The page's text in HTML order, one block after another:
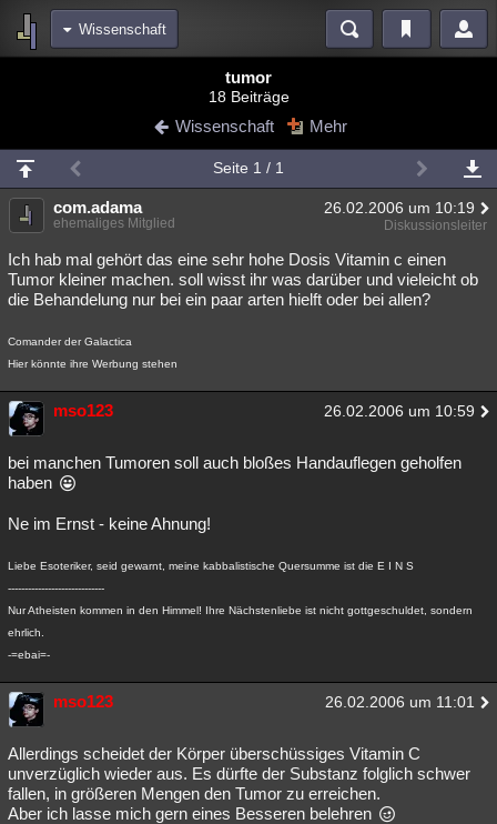
Wissenschaft
Blogs
Chat Wiki Neuigkeiten
meine Rubriken
Menschen Wissenschaft Mystery Kriminalfälle
Spiritualität Verschwörungen Technologie Ufologie
Natur Umfragen Unterhaltung
Philosophie Träume
Astronomie Gaming Filme
Musik Clash Verbesserungen Allmystery English
Übersichten
Besucht Teilgenommen
Lesenswert Schlüsselwörter
tumor
18 Beiträge
Wissenschaft Mehr
Seite 1 / 1
com.adama 26.02.2006 um 10:19
ehemaliges Mitglied Diskussionsleiter
Ich hab mal gehört das eine sehr hohe Dosis Vitamin c einen
Tumor kleiner machen. soll wisst ihr was darüber und vieleicht ob
die Behandelung nur bei ein paar arten hielft oder bei allen?
Comander der Galactica
Hier könnte ihre Werbung stehen
mso123 26.02.2006 um 10:59
bei manchen Tumoren soll auch bloßes Handauflegen geholfen
haben
Ne im Ernst - keine Ahnung!
Liebe Esoteriker, seid gewarnt, meine kabbalistische Quersumme ist die E I N S
-----------------------------
Nur Atheisten kommen in den Himmel! Ihre Nächstenliebe ist nicht gottgeschuldet, sondern
ehrlich.
-=ebai=-
mso123 26.02.2006 um 11:01
Allerdings scheidet der Körper überschüssiges Vitamin C
unverzüglich wieder aus. Es dürfte der Substanz folglich schwer
fallen, in größeren Mengen den Tumor zu erreichen.
Aber ich lasse mich gern eines Besseren belehren